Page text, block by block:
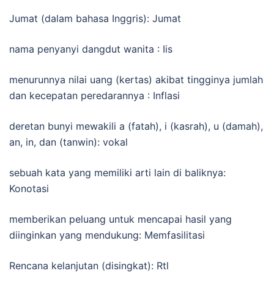
Jumat (dalam bahasa Inggris): Jumat
nama penyanyi dangdut wanita : Iis
menurunnya nilai uang (kertas) akibat tingginya jumlah
dan kecepatan peredarannya : Inflasi
deretan bunyi mewakili a (fatah), i (kasrah), u (damah),
an, in, dan (tanwin): vokal
sebuah kata yang memiliki arti lain di baliknya:
Konotasi
memberikan peluang untuk mencapai hasil yang
diinginkan yang mendukung: Memfasilitasi
Rencana kelanjutan (disingkat): Rtl